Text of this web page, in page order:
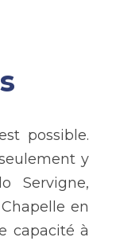
possible.
y
Servigne,
en
capacité à